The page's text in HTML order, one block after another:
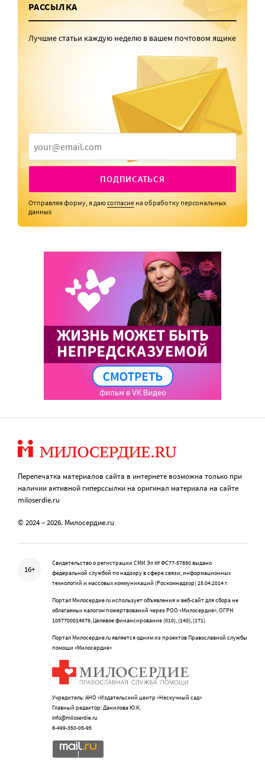
РАССЫЛКА
Лучшие статьи каждую неделю в вашем почтовом ящике
ПОДПИСАТЬСЯ
Отправляя форму, я даюсогласие на обработку персональных
данных
Перепечатка материалов сайта в интернете возможна только при
наличии активной гиперссылки на оригинал материала на сайте
miloserdie.ru
© 2024 – 2026. Милосердие.ru
16+
Свидетельство о регистрации СМИ Эл № ФС77-57850 выдано
федеральной службой по надзору в сфере связи, информационных
технологий и массовых коммуникаций (Роскомнадзор) 25.04.2014 г.
Портал Милосердие.ru использует объявления и веб-сайт для сбора не
облагаемых налогом пожертвований через РОО «Милосердие», ОГРН
1057700014679, Целевое финансирование (010), (140), (171)
Портал Милосердие.ru является одним из проектов Православной службы
помощи «Милосердие»
Учредитель: АНО «Издательский центр «Нескучный сад»
Главный редактор: Данилова Ю.К.
info@miloserdie.ru
8-499-350-05-95